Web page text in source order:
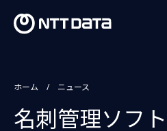
ホーム ニュース
名刺管理ソフ